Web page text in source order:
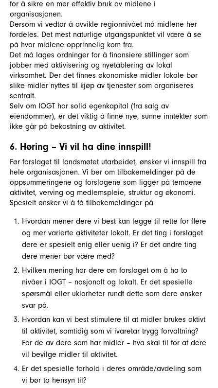
for å sikre en mer effektiv bruk av midlene i
organisasjonen.
Dersom vi vedtar å avvikle regionnivået må midlene her
fordeles. Det mest naturlige utgangspunktet vil være å se
på hvor midlene opprinnelig kom fra.
Det må lages ordninger for å finansiere stillinger som
jobber med aktivisering og nyetablering av lokal
virksomhet. Der det finnes økonomiske midler lokale bør
slike midler nyttes til kjøp av tjenester som organiseres
sentralt.
Selv om IOGT har solid egenkapital (fra salg av
eiendommer), er det viktig å finne nye, sunne inntekter som
ikke går på bekostning av aktivitet.
6. Høring – Vi vil ha dine innspill!
Før forslaget til landsmøtet utarbeidet, ønsker vi innspill fra
hele organisasjonen. Vi ber om tilbakemeldinger på de
oppsummeringene og forslagene som ligger på temaene
aktivitet, verving og medlemspleie, struktur og økonomi.
Spesielt ønsker vi å få tilbakemeldinger på
Hvordan mener dere vi best kan legge til rette for flere
og mer varierte aktiviteter lokalt. Er det ting i forslaget
dere er spesielt enig eller uenig i? Er det andre ting
dere mener bør være med?
Hvilken mening har dere om forslaget om å ha to
nivåer i IOGT – nasjonalt og lokalt. Er det spesielle
spørsmål eller uklarheter rundt dette som dere ønsker
svar på.
Hvordan kan vi best stimulere til at midler brukes aktivt
til aktivitet, samtidig som vi ivaretar trygg forvaltning?
For de av dere som har midler – hva skal til for at dere
vil bevilge midler til aktivitet.
Er det spesielle forhold i deres område/avdeling som
vi bør ta hensyn til?